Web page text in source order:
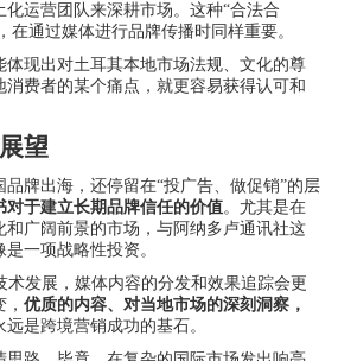
运营团队来深耕市场。这种“合法合
在通过媒体进行品牌传播时同样重要。
体现出对土耳其本地市场法规、文化的尊
费者的某个痛点，就更容易获得认可和
望
牌出海，还停留在“投广告、做促销”的层
对于建立长期品牌信任的价值。尤其是在
和广阔前景的市场，与阿纳多卢通讯社这
一项战略性投资。
发展，媒体内容的分发和效果追踪会更
优质的内容、对当地市场的深刻洞察，
远是跨境营销成功的基石。